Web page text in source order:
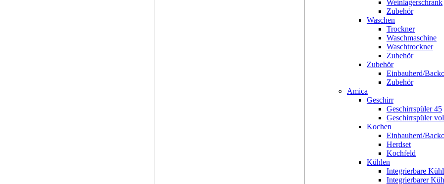
Weinlagerschrank
Zubehör
Waschen
Trockner
Waschmaschine
Waschtrockner
Zubehör
Zubehör
Einbauherd/
Zubehör
Amica
Geschirr
Geschirrspüler 45
Geschirrspüler
Kochen
Einbauherd/
Herdset
Kochfeld
Kühlen
Integrierbare
Integrierbarer